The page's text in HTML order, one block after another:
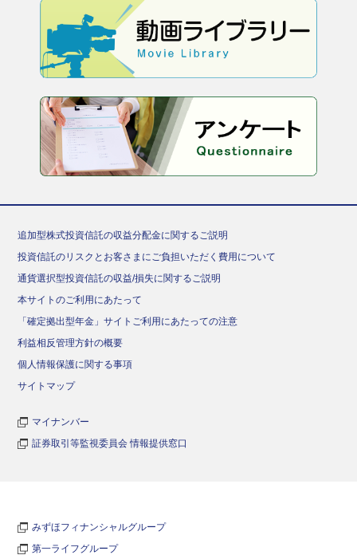
追加型株式投資信託の収益分配金に関するご説明
投資信託のリスクとお客さまにご負担いただく費用について
通貨選択型投資信託の収益/損失に関するご説明
本サイトのご利用にあたって
「確定拠出型年金」サイトご利用にあたっての注意
利益相反管理方針の概要
個人情報保護に関する事項
サイトマップ
マイナンバー
証券取引等監視委員会 情報提供窓口
みずほフィナンシャルグループ
第一ライフグループ